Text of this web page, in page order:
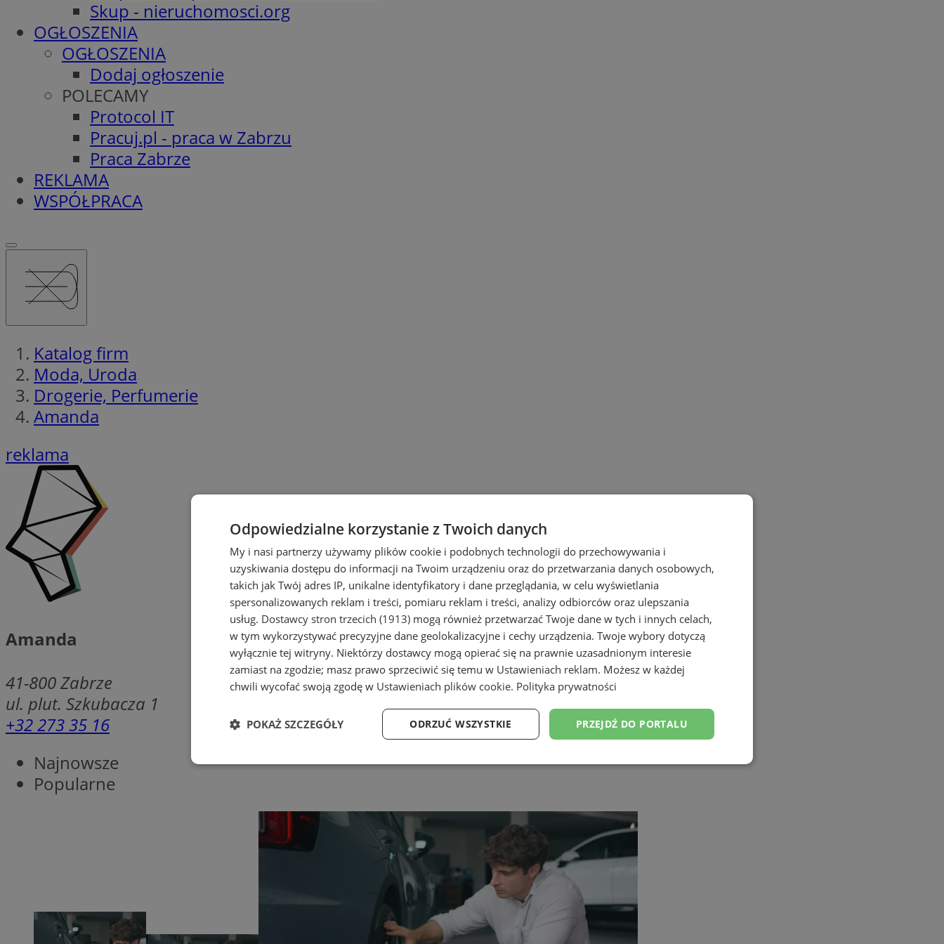
Skup - nieruchomosci.org
OGŁOSZENIA
OGŁOSZENIA
Dodaj ogłoszenie
POLECAMY
Protocol IT
Pracuj.pl - praca w Zabrzu
Praca Zabrze
REKLAMA
WSPÓŁPRACA
Katalog firm
Moda, Uroda
Drogerie, Perfumerie
Amanda
reklama
Amanda
41-800Zabrze
ul. plut. Szkubacza 1
+32 273 35 16
Najnowsze
Popularne
Odpowiedzialne korzystanie z Twoich danych
My i nasi partnerzy używamy plików cookie i podobnych technologii do przechowywania i
uzyskiwania dostępu do informacji na Twoim urządzeniu oraz do przetwarzania danych osobowych,
takich jak Twój adres IP, unikalne identyfikatory i dane przeglądania, w celu wyświetlania
spersonalizowanych reklam i treści, pomiaru reklam i treści, analizy odbiorców oraz ulepszania
usług. Dostawcy stron trzecich (1913) mogą również przetwarzać Twoje dane w tych i innych celach,
w tym wykorzystywać precyzyjne dane geolokalizacyjne i cechy urządzenia. Twoje wybory dotyczą
wyłącznie tej witryny. Niektórzy dostawcy mogą opierać się na prawnie uzasadnionym interesie
zamiast na zgodzie; masz prawo sprzeciwić się temu w Ustawieniach reklam. Możesz w każdej
chwili wycofać swoją zgodę w Ustawieniach plików cookie. Polityka prywatności
PRZEJDŹ DO PORTALU
ODRZUĆ WSZYSTKIE
POKAŻ SZCZEGÓŁY
Niezbędne Wydajność Targetowanie Funkcjonalność Niesklasyfikowane
Wydajność Targetowanie Funkcjonalność Niesklasyfikowane
Niezbędne pliki cookie umożliwiają korzystanie z podstawowych funkcji strony internetowej, takich jak logowanie użytkownika i
zarządzanie kontem. Bez niezbędnych plików cookie nie można prawidłowo korzystać ze strony internetowej.
Provider/
Domena
przechowywania